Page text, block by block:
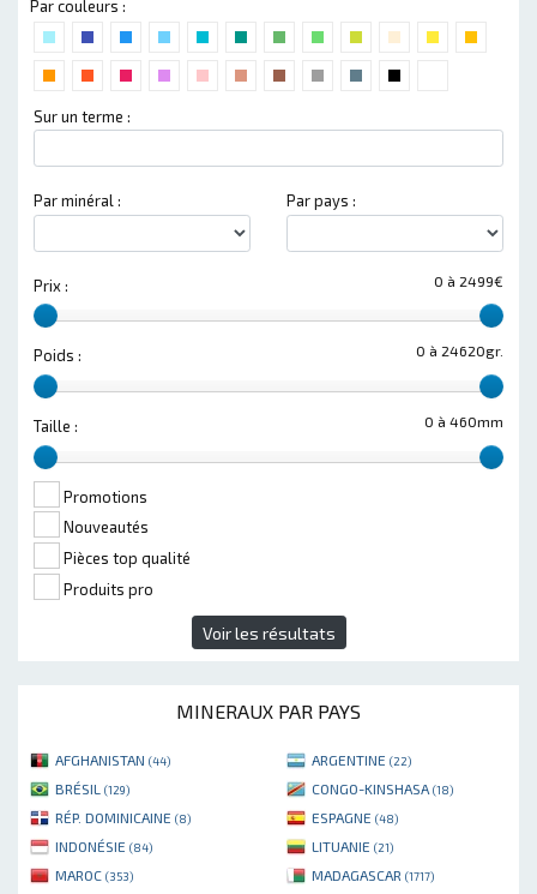
Par couleurs :
Sur un terme :
Par minéral : Par pays :
0 à 2499€
Prix :
0 à 24620gr.
Poids :
0 à 460mm
Taille :
Promotions
Nouveautés
Pièces top qualité
Produits pro
Voir les résultats
MINERAUX PAR PAYS
AFGHANISTAN (44) ARGENTINE (22)
BRÉSIL (129) CONGO-KINSHASA (18)
RÉP. DOMINICAINE (8) ESPAGNE (48)
INDONÉSIE (84) LITUANIE (21)
MAROC (353) MADAGASCAR (1717)